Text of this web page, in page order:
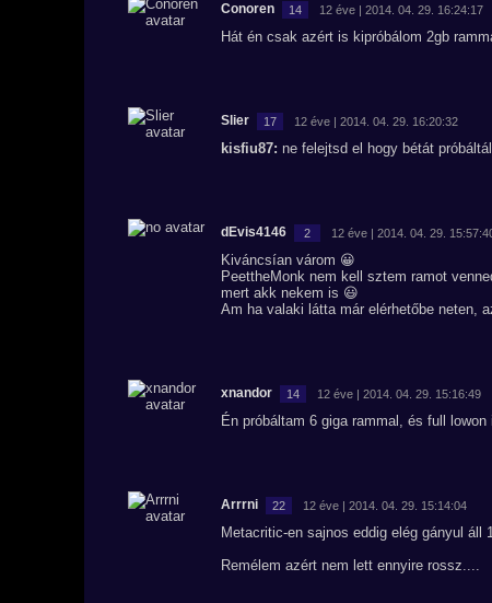
Conoren 14 12 éve | 2014. 04. 29. 16:24:17
Hát én csak azért is kipróbálom 2gb
Slier 17 12 éve | 2014. 04. 29. 16:20:32
kisfiu87: ne felejtsd el hogy bétát
dEvis4146 2 12 éve | 2014. 04. 29.
Kiváncsían várom 😀
PeettheMonk nem kell sztem ramot
mert akk nekem is 😃
Am ha valaki látta már elérhetőbe neten,
xnandor 14 12 éve | 2014. 04. 29. 15:16:49
Én próbáltam 6 giga rammal, és full
Arrrni 22 12 éve | 2014. 04. 29. 15:14:04
Metacritic-en sajnos eddig elég gányul áll
Remélem azért nem lett ennyire rossz....